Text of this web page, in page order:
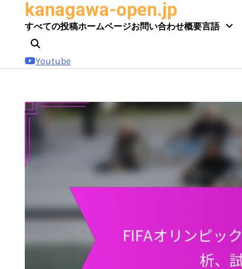
content
kanagawa-open.jp
すべての投稿ホームページお問い合わせ概要言語
Youtube